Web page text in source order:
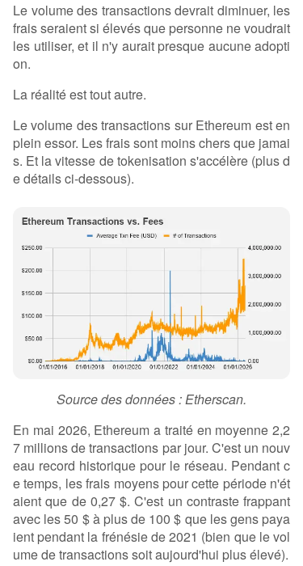
Le volume des transactions devrait diminuer, les
frais seraient si élevés que personne ne voudrait
les utiliser, et il n'y aurait presque aucune adopti
on.
La réalité est tout autre.
Le volume des transactions sur Ethereum est en
plein essor. Les frais sont moins chers que jamai
s. Et la vitesse de tokenisation s'accélère (plus d
e détails ci-dessous).
Source des données : Etherscan.
En mai 2026, Ethereum a traité en moyenne 2,2
7 millions de transactions par jour. C'est un nouv
eau record historique pour le réseau. Pendant c
e temps, les frais moyens pour cette période n'ét
aient que de 0,27 $. C'est un contraste frappant
avec les 50 $ à plus de 100 $ que les gens paya
ient pendant la frénésie de 2021 (bien que le vol
ume de transactions soit aujourd'hui plus élevé).